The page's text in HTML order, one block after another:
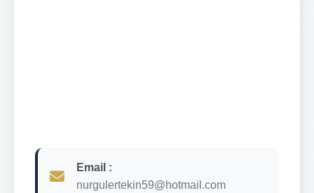
Email :
nurgulertekin59@hotmail.com